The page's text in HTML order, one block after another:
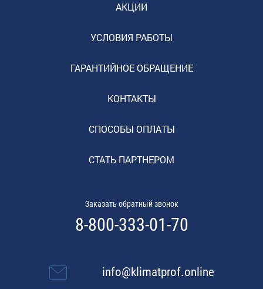
АКЦИИ
УСЛОВИЯ РАБОТЫ
ГАРАНТИЙНОЕ ОБРАЩЕНИЕ
КОНТАКТЫ
СПОСОБЫ ОПЛАТЫ
СТАТЬ ПАРТНЕРОМ
Заказать обратный звонок
8-800-333-01-70
info@klimatprof.online